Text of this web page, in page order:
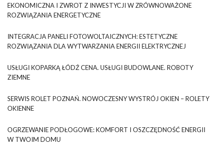
EKONOMICZNA I ZWROT Z INWESTYCJI W ZRÓWNOWAŻONE
ROZWIĄZANIA ENERGETYCZNE
INTEGRACJA PANELI FOTOWOLTAICZNYCH: ESTETYCZNE
ROZWIĄZANIA DLA WYTWARZANIA ENERGII ELEKTRYCZNEJ
USŁUGI KOPARKĄ ŁÓDŹ CENA. USŁUGI BUDOWLANE. ROBOTY
ZIEMNE
SERWIS ROLET POZNAŃ. NOWOCZESNY WYSTRÓJ OKIEN – ROLETY
OKIENNE
OGRZEWANIE PODŁOGOWE: KOMFORT I OSZCZĘDNOŚĆ ENERGII
W TWOIM DOMU